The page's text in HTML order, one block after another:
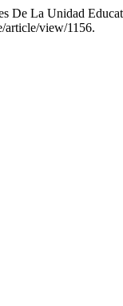
De La Unidad
article/view/1156.